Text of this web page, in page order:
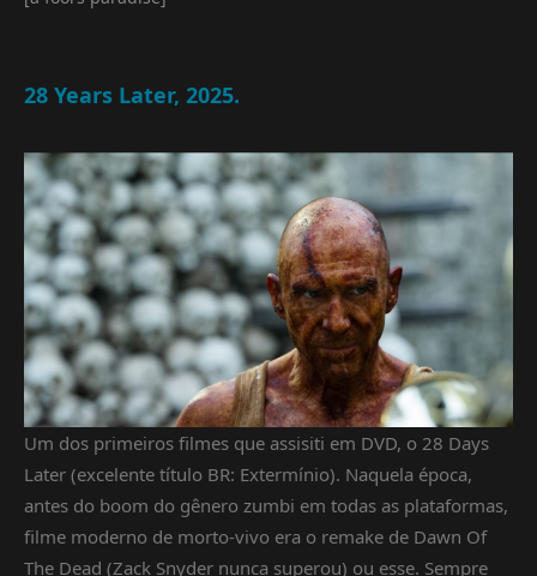
28 Years Later, 2025.
Um dos primeiros filmes que assisiti em DVD, o 28 Days
Later (excelente título BR: Extermínio). Naquela época,
antes do boom do gênero zumbi em todas as plataformas,
filme moderno de morto-vivo era o remake de Dawn Of
The Dead (Zack Snyder nunca superou) ou esse. Sempre